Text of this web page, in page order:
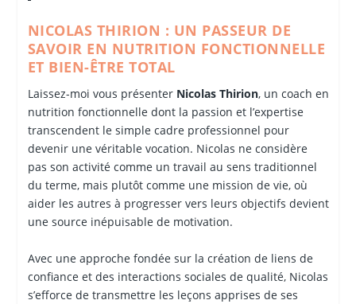
NICOLAS THIRION : UN PASSEUR DE
SAVOIR EN NUTRITION FONCTIONNELLE
ET BIEN-ÊTRE TOTAL
Laissez-moi vous présenter Nicolas Thirion, un coach en
nutrition fonctionnelle dont la passion et l’expertise
transcendent le simple cadre professionnel pour
devenir une véritable vocation. Nicolas ne considère
pas son activité comme un travail au sens traditionnel
du terme, mais plutôt comme une mission de vie, où
aider les autres à progresser vers leurs objectifs devient
une source inépuisable de motivation.
Avec une approche fondée sur la création de liens de
confiance et des interactions sociales de qualité, Nicolas
s’efforce de transmettre les leçons apprises de ses